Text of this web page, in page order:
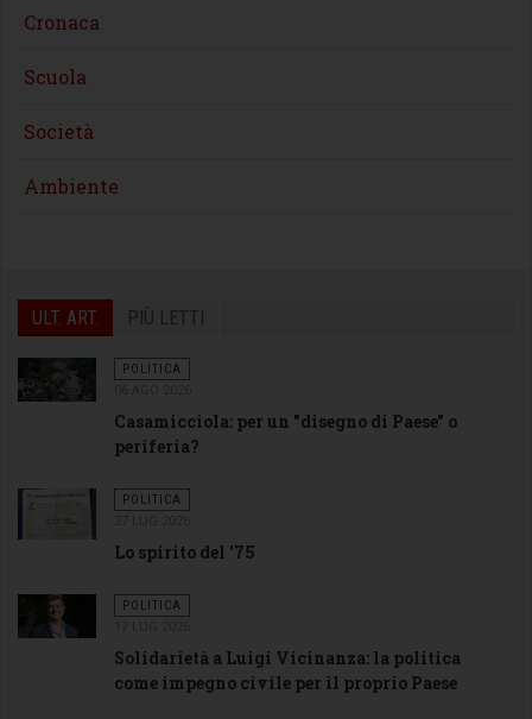
Cronaca
Scuola
Società
Ambiente
ULT. ART. PIÙ LETTI
POLITICA
Casamicciola: per un "disegno di Paese" o
periferia?
POLITICA
Lo spirito del '75
POLITICA
Solidarietà a Luigi Vicinanza: la politica
come impegno civile per il proprio Paese